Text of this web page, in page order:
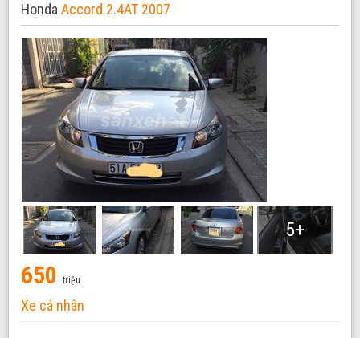
Honda Accord 2.4AT 2007
5+
650triệu
Xe cá nhân